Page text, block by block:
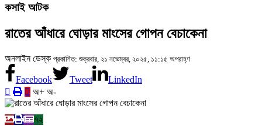
কসাই আটক
রাতের আঁধারে ঘোড়ার মাংসের গোপন বেচাকেনা
অনলাইন ডেস্ক প্রকাশিত: শুক্রবার, ২১ নভেম্বর, ২০২৫, ১১:১৫ অপরাহ্ণ
Facebook Tweet
LinkedIn
অ+ অ-
৭২